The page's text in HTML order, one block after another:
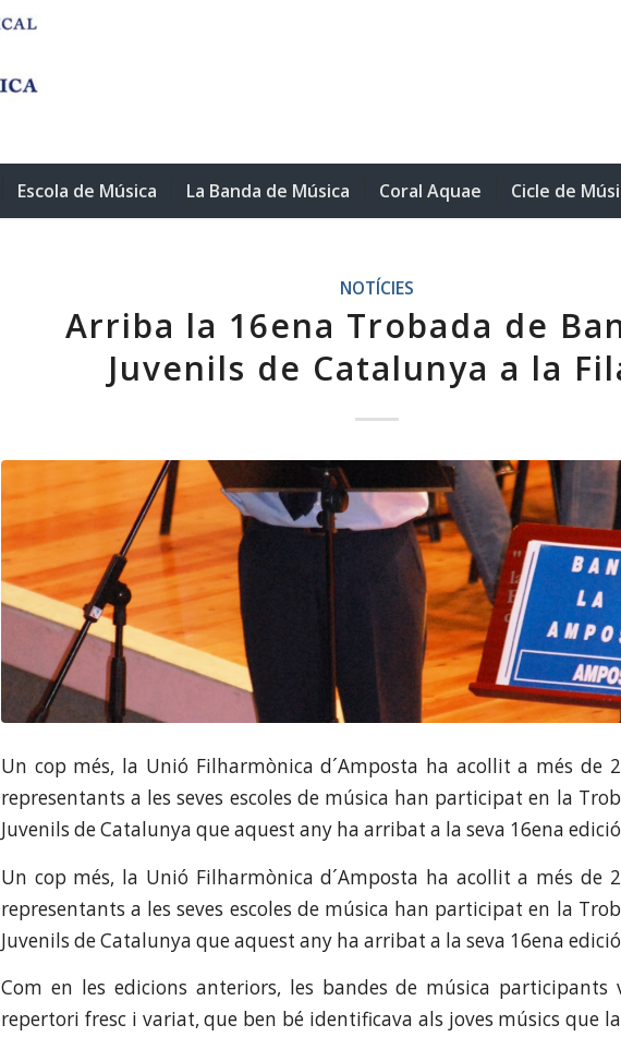
Escola de Música La Banda de Música Coral Aquae Cicle de
NOTÍCIES
Arriba la 16ena Trobada de
Juvenils de Catalunya a la
Un cop més, la Unió Filharmònica d´Amposta ha acollit a més de
representants a les seves escoles de música han participat en la
Juvenils de Catalunya que aquest any ha arribat a la seva 16ena
Un cop més, la Unió Filharmònica d´Amposta ha acollit a més de
representants a les seves escoles de música han participat en la
Juvenils de Catalunya que aquest any ha arribat a la seva 16ena
Com en les edicions anteriors, les bandes de música participants
repertori fresc i variat, que ben bé identificava als joves músics que